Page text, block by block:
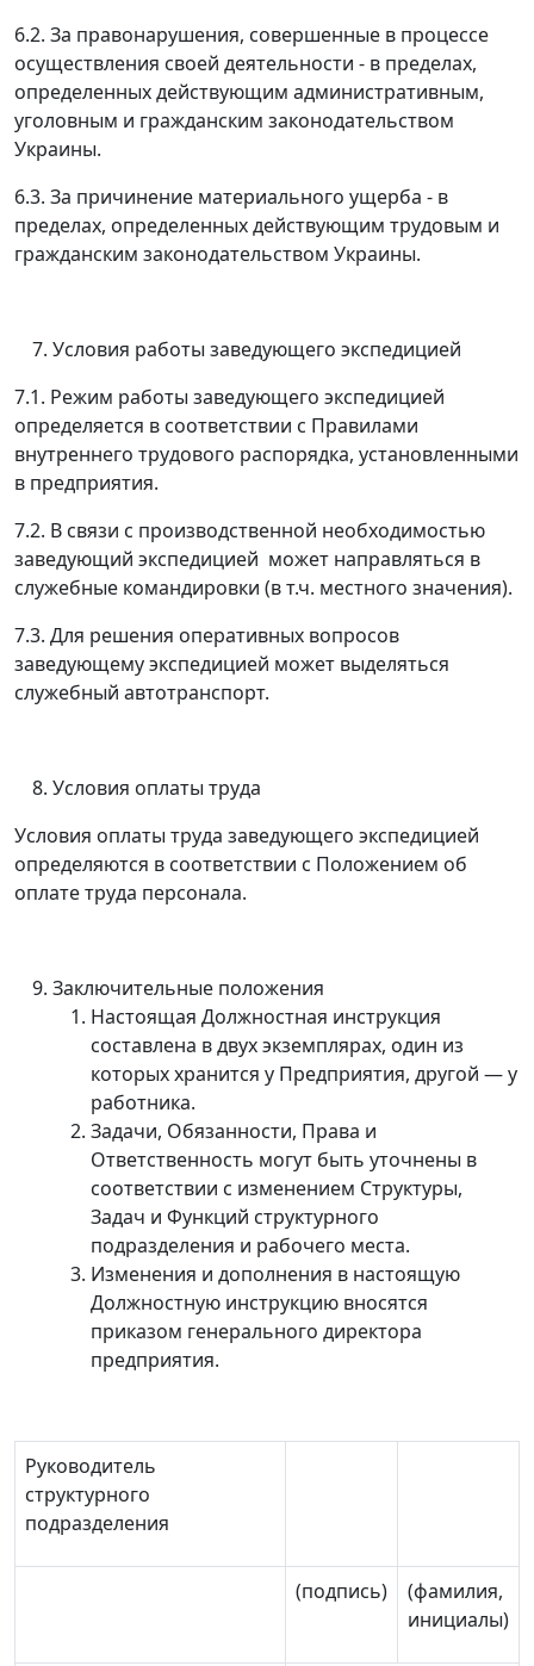
6.2. За правонарушения, совершенные в процессе
осуществления своей деятельности - в пределах,
определенных действующим административным,
уголовным и гражданским законодательством
Украины.
6.3. За причинение материального ущерба - в
пределах, определенных действующим трудовым и
гражданским законодательством Украины.
Условия работы заведующего экспедицией
7.1. Режим работы заведующего экспедицией
определяется в соответствии с Правилами
внутреннего трудового распорядка, установленными
в предприятия.
7.2. В связи с производственной необходимостью
заведующий экспедицией может направляться в
служебные командировки (в т.ч. местного значения).
7.3. Для решения оперативных вопросов
заведующему экспедицией может выделяться
служебный автотранспорт.
Условия оплаты труда
Условия оплаты труда заведующего экспедицией
определяются в соответствии с Положением об
оплате труда персонала.
Заключительные положения
Настоящая Должностная инструкция
составлена в двух экземплярах, один из
которых хранится у Предприятия, другой —у
работника.
Задачи, Обязанности, Права и
Ответственность могут быть уточнены в
соответствии с изменением Структуры,
Задач и Функций структурного
подразделения и рабочего места.
Изменения и дополнения в настоящую
Должностную инструкцию вносятся
приказом генерального директора
предприятия.
Руководитель
структурного
подразделения
(подпись)
(фамилия,
инициалы)